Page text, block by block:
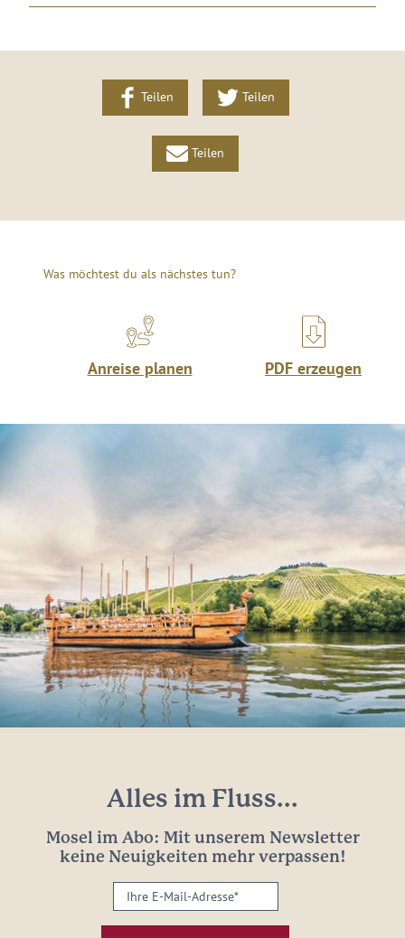
Teilen Teilen
Teilen
Was möchtest du als nächstes tun?
Anreise planen PDF erzeugen
Alles im Fluss...
Mosel im Abo: Mit unserem Newsletter
keine Neuigkeiten mehr verpassen!
Ihre
E-
Mail-